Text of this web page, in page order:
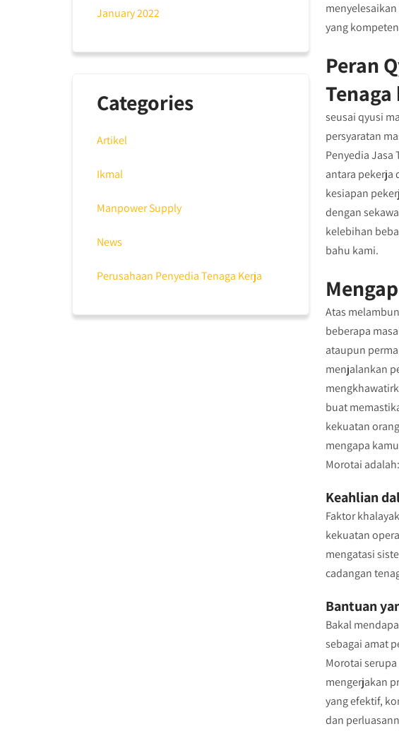
yang
Peran
seusai qyusi
persyaratan
Penyedia Jasa
antara pekerja
kesiapan
dengan
kelebihan
bahu kami.
Atas
beberapa
ataupun
menjalankan
buat
kekuatan
mengapa
Morotai adalah:
Keahlian
Faktor
kekuatan
mengatasi
cadangan
Bantuan
Bakal
sebagai amat
Morotai
mengerjakan
yang efektif,
dan
January 2022
Categories
Artikel
Ikmal
Manpower Supply
News
Perusahaan Penyedia Tenaga Kerja